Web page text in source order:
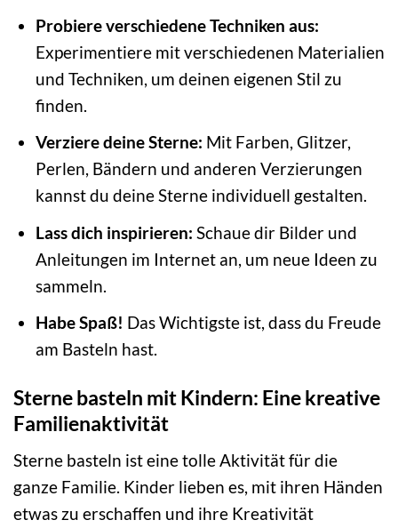
Probiere verschiedene Techniken aus:
Experimentiere mit verschiedenen Materialien
und Techniken, um deinen eigenen Stil zu
finden.
Verziere deine Sterne: Mit Farben, Glitzer,
Perlen, Bändern und anderen Verzierungen
kannst du deine Sterne individuell gestalten.
Lass dich inspirieren: Schaue dir Bilder und
Anleitungen im Internet an, um neue Ideen zu
sammeln.
Habe Spaß! Das Wichtigste ist, dass du Freude
am Basteln hast.
Sterne basteln mit Kindern: Eine kreative
Familienaktivität
Sterne basteln ist eine tolle Aktivität für die
ganze Familie. Kinder lieben es, mit ihren Händen
etwas zu erschaffen und ihre Kreativität